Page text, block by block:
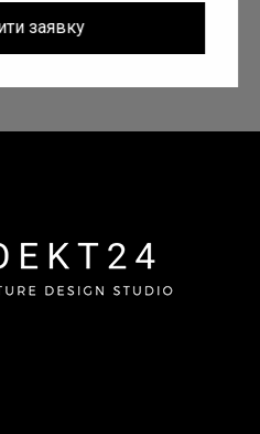
заявку